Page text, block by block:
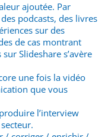
ajoutée. Par
podcasts, des livres
sur des
de cas montrant
Slideshare s’avère
une fois la vidéo
que vous
l’interview